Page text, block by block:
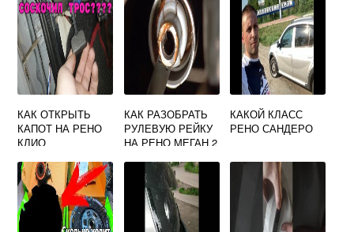
КАК ОТКРЫТЬ
КАПОТ НА РЕНО
КЛИО
КАК РАЗОБРАТЬ
РУЛЕВУЮ РЕЙКУ
НА РЕНО МЕГАН 2
КАКОЙ КЛАСС
РЕНО САНДЕРО